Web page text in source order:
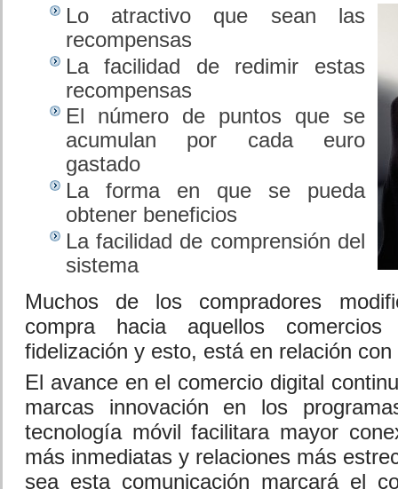
Lo atractivo que sean las
recompensas
La facilidad de redimir estas
recompensas
El número de puntos que se
acumulan por cada euro
gastado
La forma en que se pueda
obtener beneficios
La facilidad de comprensión del
sistema
Muchos de los compradores
compra hacia aquellos
fidelización y esto, está en relación
El avance en el comercio digital
marcas innovación en los
tecnología móvil facilitara mayor
más inmediatas y relaciones más
sea esta comunicación marcará el